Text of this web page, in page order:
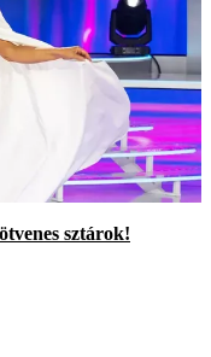
sztárok!